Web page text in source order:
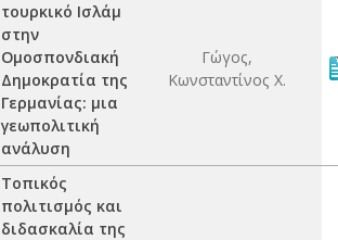
τουρκικό Ισλάμ
στην
Ομοσπονδιακή
Δημοκρατία της
Γερμανίας: μια
γεωπολιτική
ανάλυση
Γώγος,
Κωνσταντίνος Χ.
Τοπικός
πολιτισμός και
διδασκαλία της